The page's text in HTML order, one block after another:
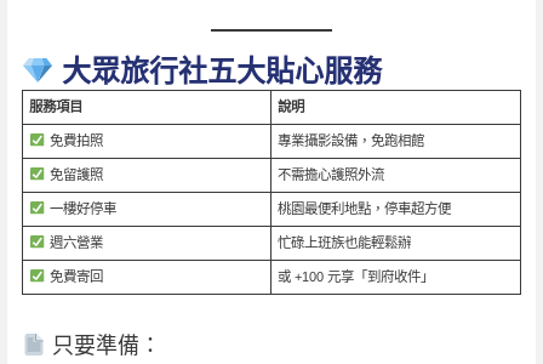
大眾旅行社五大貼心服務
服務項目 說明
免費拍照 專業攝影設備，免跑相館
免留護照 不需擔心護照外流
一樓好停車 桃園最便利地點，停車超方便
週六營業 忙碌上班族也能輕鬆辦
免費寄回 或 +100 元享「到府收件」
只要準備：